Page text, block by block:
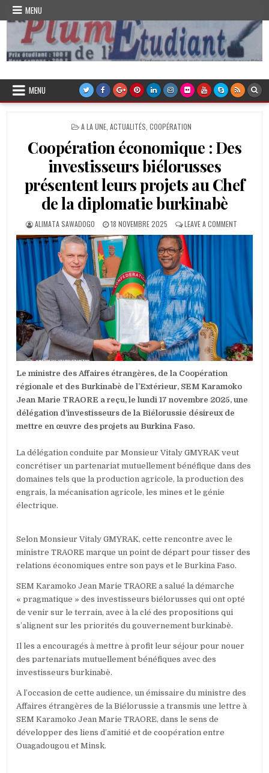
Skip
content
MENU
Plume de l'Etudiant
MENU
POSTED
A LA UNE ACTUALITÉS COOPÉRATION
Coopération économique : Des
investisseurs biélorusses
présentent leurs projets au Chef
de la diplomatie burkinabè
AUTHOR:
ALIMATA SAWADOGO
PUBLISHED
DATE:
18 NOVEMBRE 2025 LEAVE A COMMENT
PROJETS
AU
CHEF
DE
LA
Le ministre des Affaires étrangères, de la Coopération
régionale et des Burkinabè de l’Extérieur, SEM Karamoko
Jean Marie TRAORE a reçu, le lundi 17 novembre 2025, une
délégation d’investisseurs de la Biélorussie désireux de
mettre en œuvre des projets au Burkina Faso.
‎La délégation conduite par Monsieur Vitaly GMYRAK veut
concrétiser un partenariat mutuellement bénéfique dans des
domaines tels que la production agricole, la production des
engrais, la mécanisation agricole, les mines et le génie
électrique.
‎Selon Monsieur Vitaly GMYRAK, cette rencontre avec le
ministre TRAORE marque un point de départ pour tisser des
relations économiques entre son pays et le Burkina Faso.
SEM Karamoko Jean Marie TRAORE a salué la démarche
« pragmatique » des investisseurs biélorusses qui ont opté
de venir sur le terrain, avec à la clé des propositions qui
s’alignent sur les priorités du gouvernement burkinabè.
Il les a encouragés à mettre à profit leur séjour pour nouer
des partenariats mutuellement bénéfiques avec des
investisseurs burkinabè.
‎A l’occasion de cette audience, un émissaire du ministre des
Affaires étrangères de la Biélorussie a transmis une lettre à
SEM Karamoko Jean Marie TRAORE, dans le sens de
développer des liens d’amitié et de coopération entre
Ouagadougou et Minsk.